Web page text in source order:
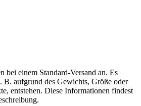
bei einem Standard-Versand an. Es
B. aufgrund des Gewichts, Größe oder
entstehen. Diese Informationen findest